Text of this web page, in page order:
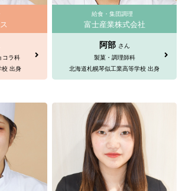
コラ科
校 出身
給食・集団調理
富士産業株式会社
阿部 さん
製菓・調理師科
北海道札幌琴似工業高等学校 出身